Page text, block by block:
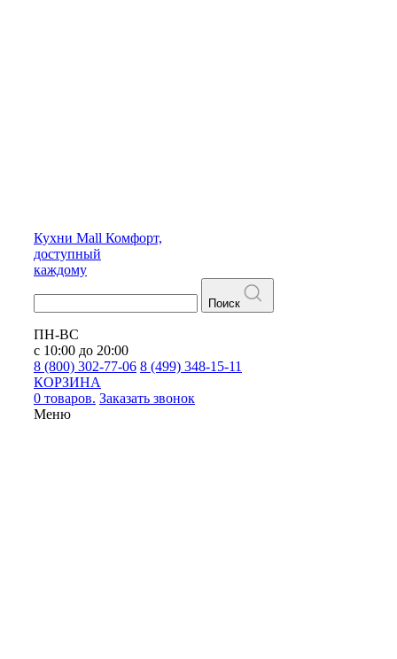
Кухни Mall Комфорт,
доступный
каждому
Поиск
ПН-ВС
с 10:00 до 20:00
8 (800) 302-77-06 8 (499) 348-15-11
КОРЗИНА
0 товаров. Заказать звонок
Меню